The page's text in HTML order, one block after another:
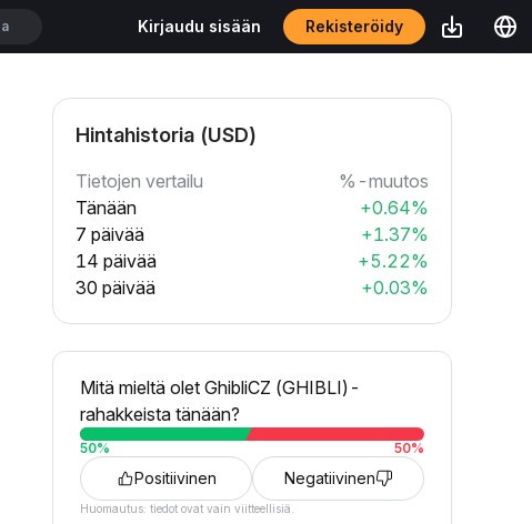
Kirjaudu sisään Rekisteröidy
Hintahistoria (USD)
Tietojen vertailu
%-muutos
Tänään
+0.64%
7 päivää
+1.37%
14 päivää
+5.22%
30 päivää
+0.03%
Mitä mieltä olet GhibliCZ (GHIBLI)-
rahakkeista tänään?
50% 50%
Positiivinen Negatiivinen
Huomautus: tiedot ovat vain viitteellisiä.